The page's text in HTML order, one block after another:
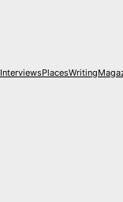
InterviewsPlacesWriting